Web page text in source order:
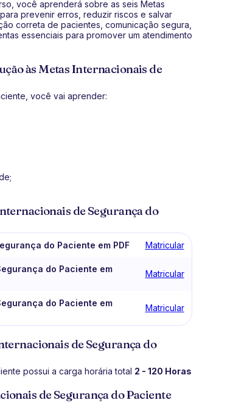
você aprenderá sobre as seis Metas
prevenir erros, reduzir riscos e salvar
correta de pacientes, comunicação segura,
essenciais para promover um atendimento
às Metas Internacionais de
você vai aprender:
de Segurança do
do Paciente em PDF Matricular
do Paciente em
Matricular
do Paciente em
Matricular
de Segurança do
possui a carga horária total 2 - 120 Horas
de Segurança do Paciente